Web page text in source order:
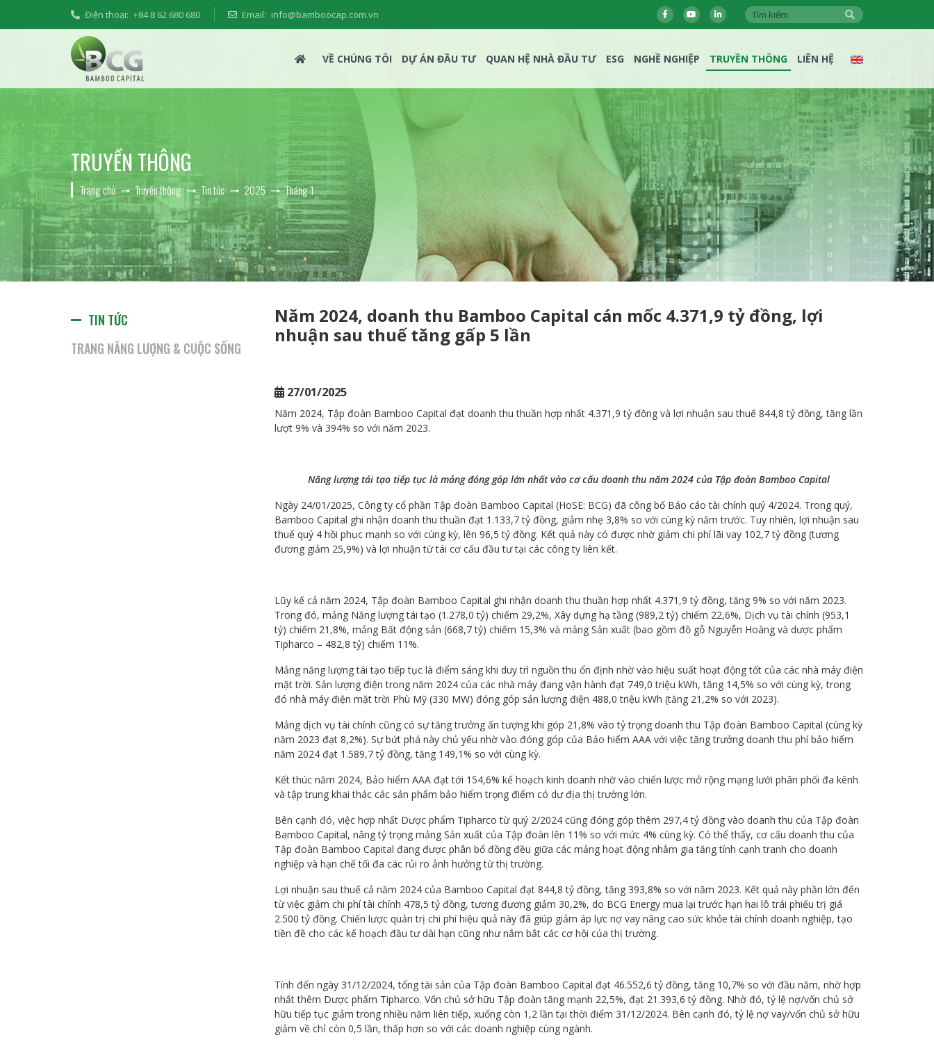
Điện thoại: +84 8 62 680 680 Email: info@bamboocap.com.vn
VỀ CHÚNG TÔI DỰ ÁN ĐẦU TƯ QUAN HỆ NHÀ ĐẦU TƯ ESG NGHỀ NGHIỆP TRUYỀN THÔNG LIÊN HỆ
TRUYỀN THÔNG
Trang chủ Truyền thông Tin tức 2025 Tháng 1
Năm 2024, doanh thu Bamboo Capital cán mốc 4.371,9 tỷ đồng, lợi
nhuận sau thuế tăng gấp 5 lần
27/01/2025
Năm 2024, Tập đoàn Bamboo Capital đạt doanh thu thuần hợp nhất 4.371,9 tỷ đồng và lợi nhuận sau thuế 844,8 tỷ đồng, tăng lần
lượt 9% và 394% so với năm 2023.
Năng lượng tái tạo tiếp tục là mảng đóng góp lớn nhất vào cơ cấu doanh thu năm 2024 của Tập đoàn Bamboo Capital
Ngày 24/01/2025, Công ty cổ phần Tập đoàn Bamboo Capital (HoSE: BCG) đã công bố Báo cáo tài chính quý 4/2024. Trong quý,
Bamboo Capital ghi nhận doanh thu thuần đạt 1.133,7 tỷ đồng, giảm nhẹ 3,8% so với cùng kỳ năm trước. Tuy nhiên, lợi nhuận sau
thuế quý 4 hồi phục mạnh so với cùng kỳ, lên 96,5 tỷ đồng. Kết quả này có được nhờ giảm chi phí lãi vay 102,7 tỷ đồng (tương
đương giảm 25,9%) và lợi nhuận từ tái cơ cấu đầu tư tại các công ty liên kết.
Lũy kế cả năm 2024, Tập đoàn Bamboo Capital ghi nhận doanh thu thuần hợp nhất 4.371,9 tỷ đồng, tăng 9% so với năm 2023.
Trong đó, mảng Năng lượng tái tạo (1.278,0 tỷ) chiếm 29,2%, Xây dựng hạ tầng (989,2 tỷ) chiếm 22,6%, Dịch vụ tài chính (953,1
tỷ) chiếm 21,8%, mảng Bất động sản (668,7 tỷ) chiếm 15,3% và mảng Sản xuất (bao gồm đồ gỗ Nguyễn Hoàng và dược phẩm
Tipharco – 482,8 tỷ) chiếm 11%.
Mảng năng lượng tái tạo tiếp tục là điểm sáng khi duy trì nguồn thu ổn định nhờ vào hiệu suất hoạt động tốt của các nhà máy điện
mặt trời. Sản lượng điện trong năm 2024 của các nhà máy đang vận hành đạt 749,0 triệu kWh, tăng 14,5% so với cùng kỳ, trong
đó nhà máy điện mặt trời Phù Mỹ (330 MW) đóng góp sản lượng điện 488,0 triệu kWh (tăng 21,2% so với 2023).
Mảng dịch vụ tài chính cũng có sự tăng trưởng ấn tượng khi góp 21,8% vào tỷ trọng doanh thu Tập đoàn Bamboo Capital (cùng kỳ
năm 2023 đạt 8,2%). Sự bứt phá này chủ yếu nhờ vào đóng góp của Bảo hiểm AAA với việc tăng trưởng doanh thu phí bảo hiểm
năm 2024 đạt 1.589,7 tỷ đồng, tăng 149,1% so với cùng kỳ.
Kết thúc năm 2024, Bảo hiểm AAA đạt tới 154,6% kế hoạch kinh doanh nhờ vào chiến lược mở rộng mạng lưới phân phối đa kênh
và tập trung khai thác các sản phẩm bảo hiểm trọng điểm có dư địa thị trường lớn.
Bên cạnh đó, việc hợp nhất Dược phẩm Tipharco từ quý 2/2024 cũng đóng góp thêm 297,4 tỷ đồng vào doanh thu của Tập đoàn
Bamboo Capital, nâng tỷ trọng mảng Sản xuất của Tập đoàn lên 11% so với mức 4% cùng kỳ. Có thể thấy, cơ cấu doanh thu của
Tập đoàn Bamboo Capital đang được phân bổ đồng đều giữa các mảng hoạt động nhằm gia tăng tính cạnh tranh cho doanh
nghiệp và hạn chế tối đa các rủi ro ảnh hưởng từ thị trường.
Lợi nhuận sau thuế cả năm 2024 của Bamboo Capital đạt 844,8 tỷ đồng, tăng 393,8% so với năm 2023. Kết quả này phần lớn đến
từ việc giảm chi phí tài chính 478,5 tỷ đồng, tương đương giảm 30,2%, do BCG Energy mua lại trước hạn hai lô trái phiếu trị giá
2.500 tỷ đồng. Chiến lược quản trị chi phí hiệu quả này đã giúp giảm áp lực nợ vay nâng cao sức khỏe tài chính doanh nghiệp, tạo
tiền đề cho các kế hoạch đầu tư dài hạn cũng như nắm bắt các cơ hội của thị trường.
Tính đến ngày 31/12/2024, tổng tài sản của Tập đoàn Bamboo Capital đạt 46.552,6 tỷ đồng, tăng 10,7% so với đầu năm, nhờ hợp
nhất thêm Dược phẩm Tipharco. Vốn chủ sở hữu Tập đoàn tăng mạnh 22,5%, đạt 21.393,6 tỷ đồng. Nhờ đó, tỷ lệ nợ/vốn chủ sở
hữu tiếp tục giảm trong nhiều năm liên tiếp, xuống còn 1,2 lần tại thời điểm 31/12/2024. Bên cạnh đó, tỷ lệ nợ vay/vốn chủ sở hữu
giảm về chỉ còn 0,5 lần, thấp hơn so với các doanh nghiệp cùng ngành.
TIN TỨC
TRANG NĂNG LƯỢNG & CUỘC SỐNG